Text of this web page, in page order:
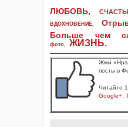
ЛЮБОВЬ,
ВДОХНОВЕНИЕ,
Больше чем
фото, ЖИЗНЬ.
Жми
посты в
Читайте
Google+